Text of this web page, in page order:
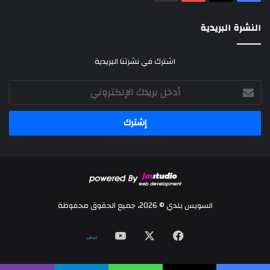
النشرة البريدية
اشترك في نشرتنا البريدية
أدخل
بريدك
الإلكتروني
السويس بلدي © 2026، جميع الحقوق محفوظة
فيسبوك ‫YouTube